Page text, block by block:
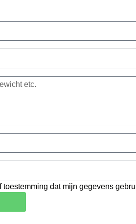
dat mijn gegevens